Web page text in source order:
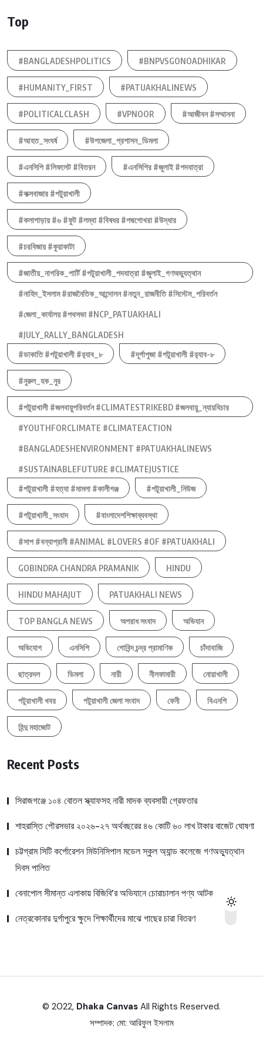
Top
#BANGLADESHPOLITICS #BNPVSGONOADHIKAR
#HUMANITY_FIRST #PATUAKHALINEWS
#POLITICALCLASH #VPNOOR #আজীবন #সম্মাননা
#আহত_সংঘর্ষ #উপজেলা_প্রশাসন_ডিমলা
#এনসিপি #লিফলেট #বিতরন #এনসিপির #জুলাই #পদযাত্রা
#কক্সবাজার #পটুয়াখালী
#কলাপাড়ায় #৬ #ফুট #লম্বা #বিষধর #পদ্মগোখরা #উদ্ধার
#চরবিজায় #কুয়াকাটা
#জাতীয়_নাগরিক_পার্টি #পটুয়াখালী_পদযাত্রা #জুলাই_গণঅভ্যুত্থান
#নাহিদ_ইসলাম #রাজনৈতিক_আন্দোলন #নতুন_রাজনীতি #সিস্টেম_পরিবর্তন
#জেলা_কার্যালয় #পথসভা #NCP_PATUAKHALI
#JULY_RALLY_BANGLADESH
#ডাকাতি #পটুয়াখালী #র‍্যাব_৮
#দূর্গাপুজা #পটুয়াখালী #র‍্যাব-৮
#নুরুল_হক_নুর
#পটুয়াখালী #জলবায়ুপরিবর্তন #CLIMATESTRIKEBD #জলবায়ু_ন্যায়বিচার
#YOUTHFORCLIMATE #CLIMATEACTION
#BANGLADESHENVIRONMENT #PATUAKHALINEWS
#SUSTAINABLEFUTURE #CLIMATEJUSTICE
#পটুয়াখালী #হত্যা #মামলা #কালীগঞ্জ
#পটুয়াখালী_নিউজ
#পটুয়াখালী_সংবাদ #বাংলাদেশশিক্ষাব্যবস্থা
#সাপ #বন্যাপ্রানী #ANIMAL #LOVERS #OF #PATUAKHALI
GOBINDRA CHANDRA PRAMANIK HINDU
HINDU MAHAJUT PATUAKHALI NEWS
TOP BANGLA NEWS অপরাধ সংবাদ অভিযান
অভিযোগ এনসিপি গোবিন্দ চন্দ্র প্রামাণিক চাঁদাবাজি
ছাত্রদল ডিমলা নারী নীলফামারী নোয়াখালী
পটুয়াখালী খবর পটুয়াখালী জেলা সংবাদ ফেনী বিএনপি
হিন্দু মহাজোট
Recent Posts
সিরাজগঞ্জে ১০৪ বোতল স্ক্যাফসহ নারী মাদক ব্যবসায়ী গ্রেফতার
শাহরাস্তি পৌরসভার ২০২৬-২৭ অর্থবছরের ৪৬ কোটি ৬০ লাখ টাকার বাজেট ঘোষণা
চট্টগ্রাম সিটি কর্পোরেশন মিউনিসিপাল মডেল স্কুল অ্যান্ড কলেজে গণঅভ্যুত্থান
দিবস পালিত
বেনাপোল সীমান্ত এলাকায় বিজিবি’র অভিযানে চোরাচালান পণ্য আটক
নেত্রকোনার দুর্গাপুরে ক্ষুদে শিক্ষার্থীদের মাঝে গাছের চারা বিতরণ
© 2022, Dhaka Canvas All Rights Reserved.
সম্পাদক: মো: আরিফুল ইসলাম